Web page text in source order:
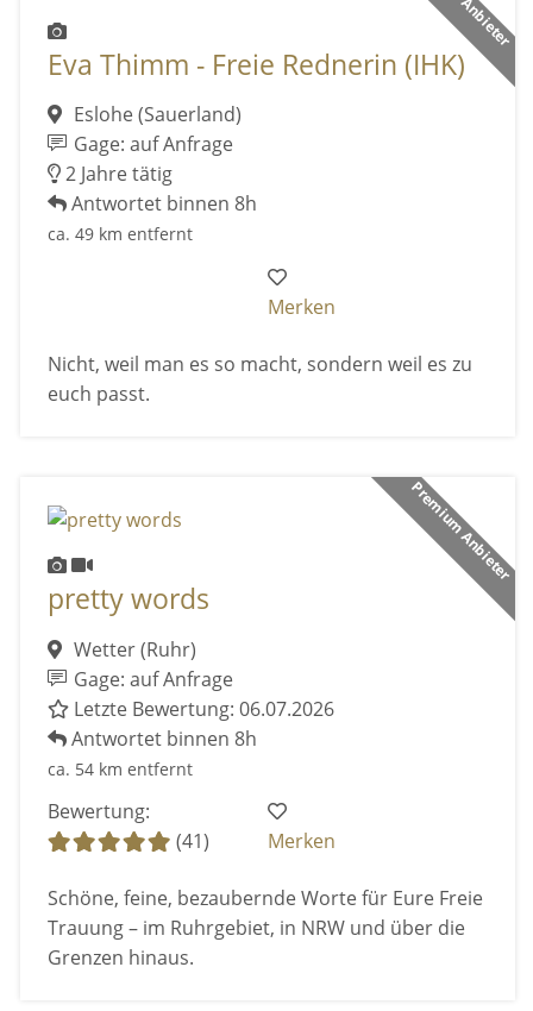
Eva Thimm - Freie Rednerin (IHK)
Eslohe (Sauerland)
Gage: auf Anfrage
2 Jahre tätig
Antwortet binnen 8h
ca. 49 km entfernt
Merken
Nicht, weil man es so macht, sondern weil es zu
euch passt.
Premium Anbieter
pretty words
Wetter (Ruhr)
Gage: auf Anfrage
Letzte Bewertung: 06.07.2026
Antwortet binnen 8h
ca. 54 km entfernt
Bewertung:
(41)
Merken
Schöne, feine, bezaubernde Worte für Eure Freie
Trauung – im Ruhrgebiet, in NRW und über die
Grenzen hinaus.